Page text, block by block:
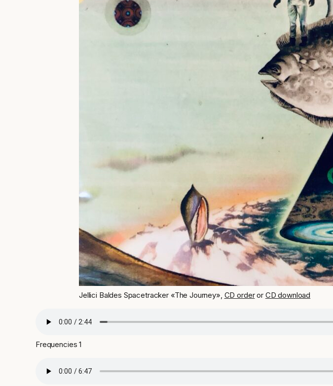
Jellici Baldes Spacetracker «The Journey», CD orderor CD download
Frequencies 1